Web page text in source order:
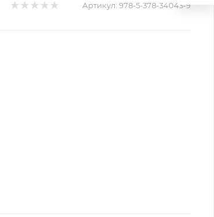
Артикул: 978-5-378-34043-9